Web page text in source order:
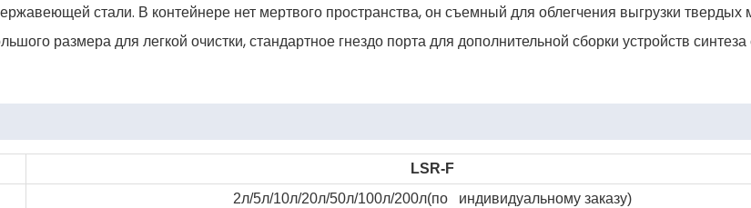
стали. В контейнере нет мертвого пространства, он съемный для облегчения выгрузки твердых
размера для легкой очистки, стандартное гнездо порта для дополнительной сборки устройств
LSR-F
2л/5л/10л/20л/50л/100л/200л(по индивидуальному заказу)